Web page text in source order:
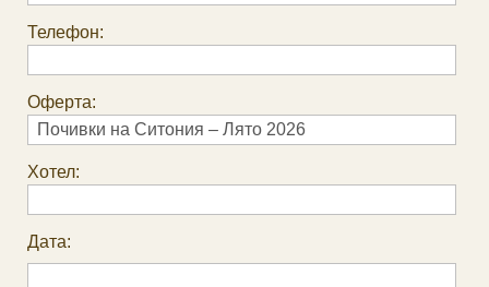
Телефон:
Оферта:
Хотел:
Дата: